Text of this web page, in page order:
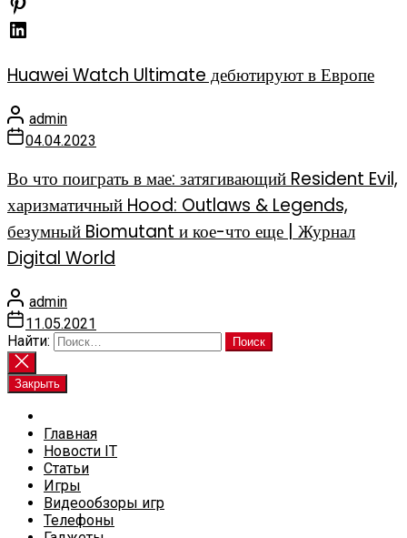
Huawei Watch Ultimate дебютируют в Европе
admin
04.04.2023
Во что поиграть в мае: затягивающий Resident Evil,
харизматичный Hood: Outlaws & Legends,
безумный Biomutant и кое-что еще | Журнал
Digital World
admin
11.05.2021
Найти:
Закрыть
Главная
Новости IT
Статьи
Игры
Видеообзоры игр
Телефоны